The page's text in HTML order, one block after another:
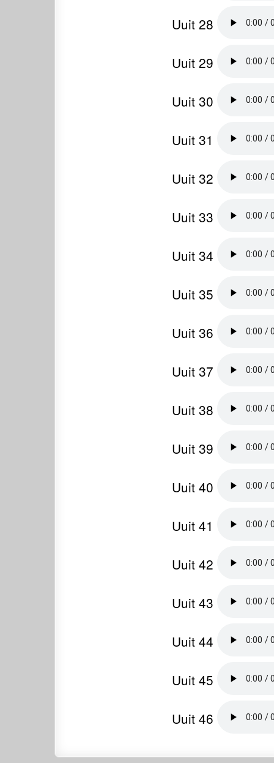
Uuit 28
Uuit 29
Uuit 30
Uuit 31
Uuit 32
Uuit 33
Uuit 34
Uuit 35
Uuit 36
Uuit 37
Uuit 38
Uuit 39
Uuit 40
Uuit 41
Uuit 42
Uuit 43
Uuit 44
Uuit 45
Uuit 46